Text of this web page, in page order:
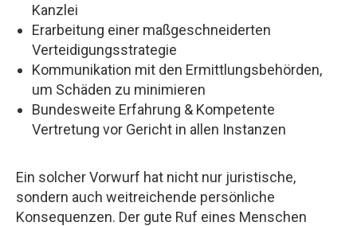
Kanzlei
Erarbeitung einer maßgeschneiderten
Verteidigungsstrategie
Kommunikation mit den Ermittlungsbehörden,
um Schäden zu minimieren
Bundesweite Erfahrung & Kompetente
Vertretung vor Gericht in allen Instanzen
Ein solcher Vorwurf hat nicht nur juristische,
sondern auch weitreichende persönliche
Konsequenzen. Der gute Ruf eines Menschen